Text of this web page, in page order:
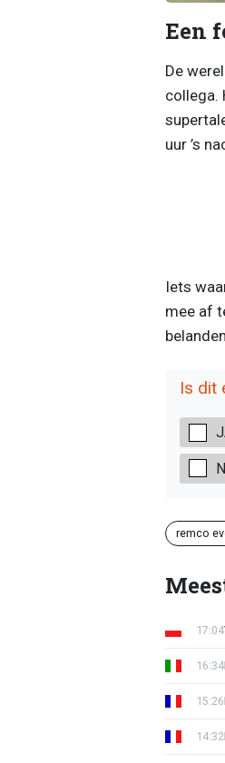
Een
De
collega.
uur ’s
Iets
mee af
Is dit
remco
17:04
16:34
15:26
14:32